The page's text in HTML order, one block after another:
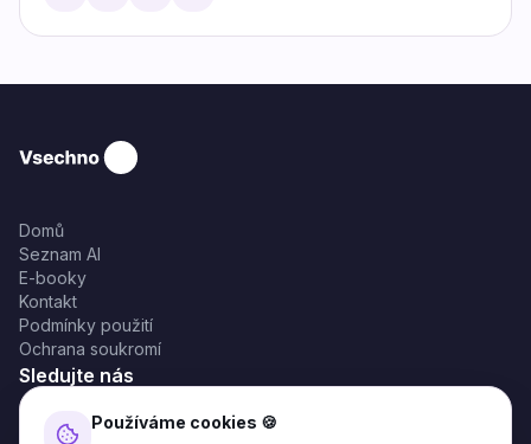
Domů
Seznam AI
E-booky
Kontakt
Podmínky použití
Ochrana soukromí
Sledujte nás
Používáme cookies 🍪